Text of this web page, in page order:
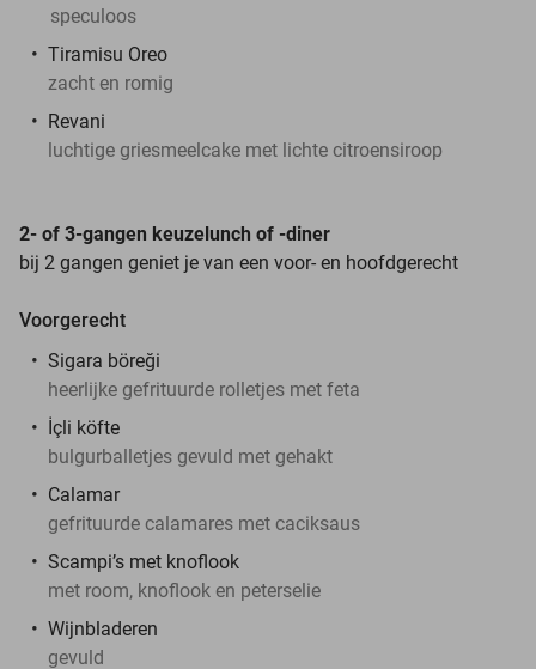
speculoos
Tiramisu Oreo
zacht en romig
Revani
luchtige griesmeelcake met lichte citroensiroop
2- of 3-gangen keuzelunch of -diner
bij 2 gangen geniet je van een voor- en hoofdgerecht
Voorgerecht
Sigara böreği
heerlijke gefrituurde rolletjes met feta
İçli köfte
bulgurballetjes gevuld met gehakt
Calamar
gefrituurde calamares met caciksaus
Scampi’s met knoflook
met room, knoflook en peterselie
Wijnbladeren
gevuld